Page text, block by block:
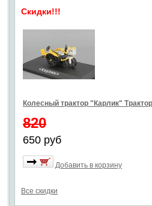
Скидки!!!
Колесный трактор "Карлик"
820
650 руб
Добавить в корзину
Все скидки